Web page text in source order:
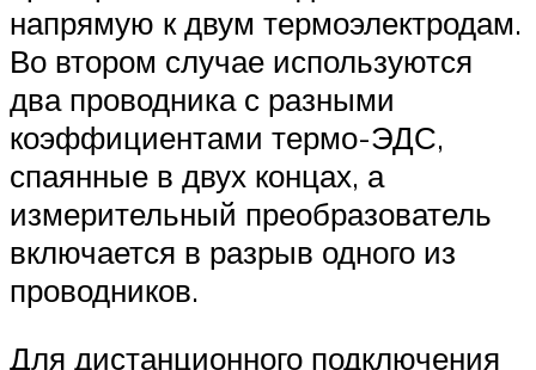
напрямую к двум термоэлектродам.
Во втором случае используются
два проводника с разными
коэффициентами термо-ЭДС,
спаянные в двух концах, а
измерительный преобразователь
включается в разрыв одного из
проводников.
Для дистанционного подключения